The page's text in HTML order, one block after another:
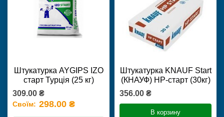
Штукатурка AYGIPS IZO
старт Турція (25 кг)
309.00 ₴
Своїм: 298.00 ₴
Штукатурка KNAUF Start
(КНАУФ) НР-старт (30кг)
356.00 ₴
В корзину